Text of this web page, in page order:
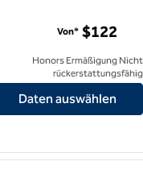
Gabriel anzeigen
Von* $122
Honors Ermäßigung Nicht
rückerstattungsfähig
Daten auswählen